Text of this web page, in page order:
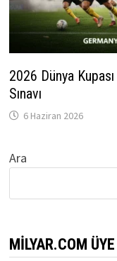
2026 Dünya
Sınavı
6 Haziran 2026
Ara
MILYAR.COM